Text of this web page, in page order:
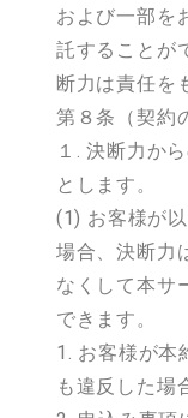
および一部を
託することが
断力は責任を
第８条（契約
１. 決断力か
とします。
(1) お客様が
場合、決断力
なくして本サ
できます。
1. お客様が本
も違反した場